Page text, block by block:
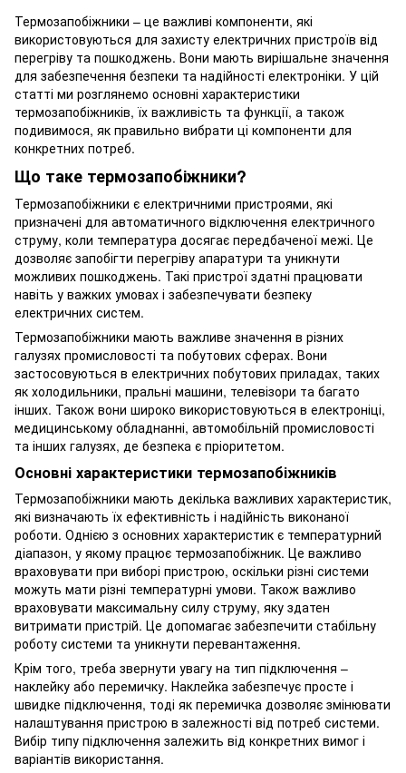
Термозапобіжники – це важливі компоненти, які
використовуються для захисту електричних пристроїв від
перегріву та пошкоджень. Вони мають вирішальне значення
для забезпечення безпеки та надійності електроніки. У цій
статті ми розглянемо основні характеристики
термозапобіжників, їх важливість та функції, а також
подивимося, як правильно вибрати ці компоненти для
конкретних потреб.
Що таке термозапобіжники?
Термозапобіжники є електричними пристроями, які
призначені для автоматичного відключення електричного
струму, коли температура досягає передбаченої межі. Це
дозволяє запобігти перегріву апаратури та уникнути
можливих пошкоджень. Такі пристрої здатні працювати
навіть у важких умовах і забезпечувати безпеку
електричних систем.
Термозапобіжники мають важливе значення в різних
галузях промисловості та побутових сферах. Вони
застосовуються в електричних побутових приладах, таких
як холодильники, пральні машини, телевізори та багато
інших. Також вони широко використовуються в електроніці,
медицинському обладнанні, автомобільній промисловості
та інших галузях, де безпека є пріоритетом.
Основні характеристики термозапобіжників
Термозапобіжники мають декілька важливих характеристик,
які визначають їх ефективність і надійність виконаної
роботи. Однією з основних характеристик є температурний
діапазон, у якому працює термозапобіжник. Це важливо
враховувати при виборі пристрою, оскільки різні системи
можуть мати різні температурні умови. Також важливо
враховувати максимальну силу струму, яку здатен
витримати пристрій. Це допомагає забезпечити стабільну
роботу системи та уникнути перевантаження.
Крім того, треба звернути увагу на тип підключення –
наклейку або перемичку. Наклейка забезпечує просте і
швидке підключення, тоді як перемичка дозволяє змінювати
налаштування пристрою в залежності від потреб системи.
Вибір типу підключення залежить від конкретних вимог і
варіантів використання.